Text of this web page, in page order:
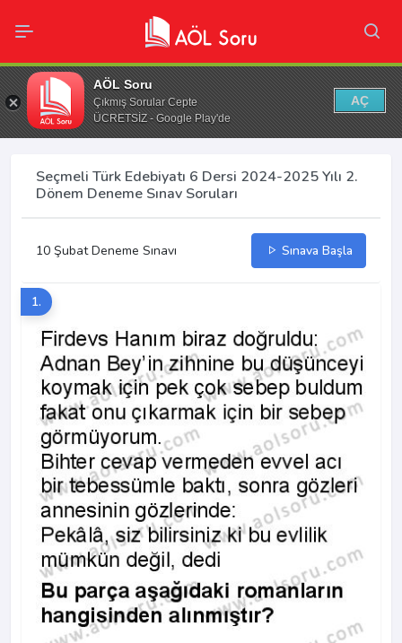
AÖL Soru
Çıkmış Sorular Cepte
ÜCRETSİZ - Google Play'de
AÇ
Seçmeli Türk Edebiyatı 6 Dersi 2024-2025 Yılı 2.
Dönem Deneme Sınav Soruları
10 Şubat Deneme Sınavı Sınava Başla
1.